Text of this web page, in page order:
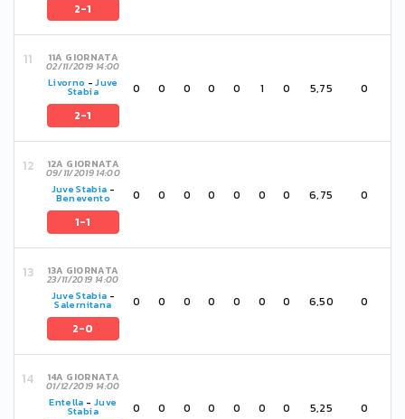
2-1
11A GIORNATA
02/11/2019 14:00
Livorno -Juve
Stabia
2-1
0 0 0 0 0 1 0 5,75 0
12A GIORNATA
09/11/2019 14:00
Juve Stabia -
Benevento
1-1
0 0 0 0 0 0 0 6,75 0
13A GIORNATA
23/11/2019 14:00
Juve Stabia -
Salernitana
2-0
0 0 0 0 0 0 0 6,50 0
14A GIORNATA
01/12/2019 14:00
Entella - Juve
Stabia 0 0 0 0 0 0 0 5,25 0